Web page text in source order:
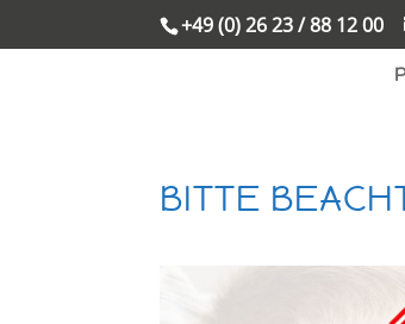
+49 (0) 26 23 / 88 12 00
BITTE